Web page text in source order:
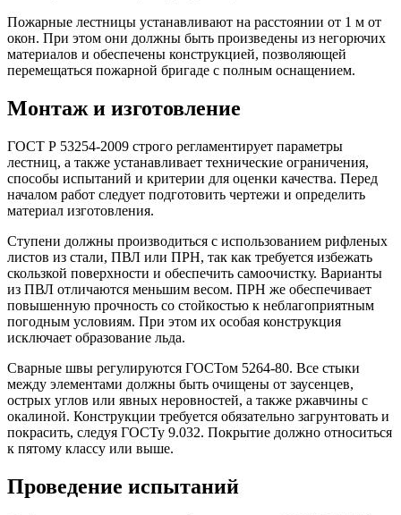
Пожарные лестницы устанавливают на расстоянии от 1 м от
окон. При этом они должны быть произведены из негорючих
материалов и обеспечены конструкцией, позволяющей
перемещаться пожарной бригаде с полным оснащением.
Монтаж и изготовление
ГОСТ Р 53254-2009 строго регламентирует параметры
лестниц, а также устанавливает технические ограничения,
способы испытаний и критерии для оценки качества. Перед
началом работ следует подготовить чертежи и определить
материал изготовления.
Ступени должны производиться с использованием рифленых
листов из стали, ПВЛ или ПРН, так как требуется избежать
скользкой поверхности и обеспечить самоочистку. Варианты
из ПВЛ отличаются меньшим весом. ПРН же обеспечивает
повышенную прочность со стойкостью к неблагоприятным
погодным условиям. При этом их особая конструкция
исключает образование льда.
Сварные швы регулируются ГОСТом 5264-80. Все стыки
между элементами должны быть очищены от заусенцев,
острых углов или явных неровностей, а также ржавчины с
окалиной. Конструкции требуется обязательно загрунтовать и
покрасить, следуя ГОСТу 9.032. Покрытие должно относиться
к пятому классу или выше.
Проведение испытаний